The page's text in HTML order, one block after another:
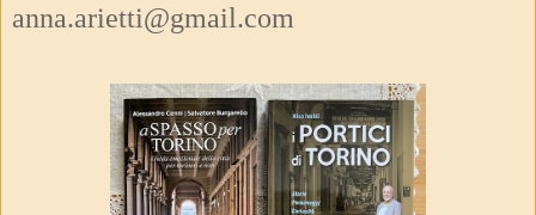
anna.arietti@gmail.com